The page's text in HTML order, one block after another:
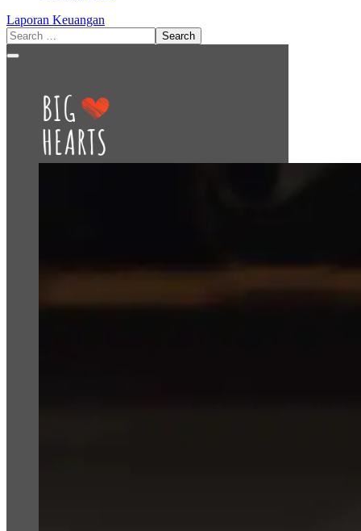
Laporan Keuangan